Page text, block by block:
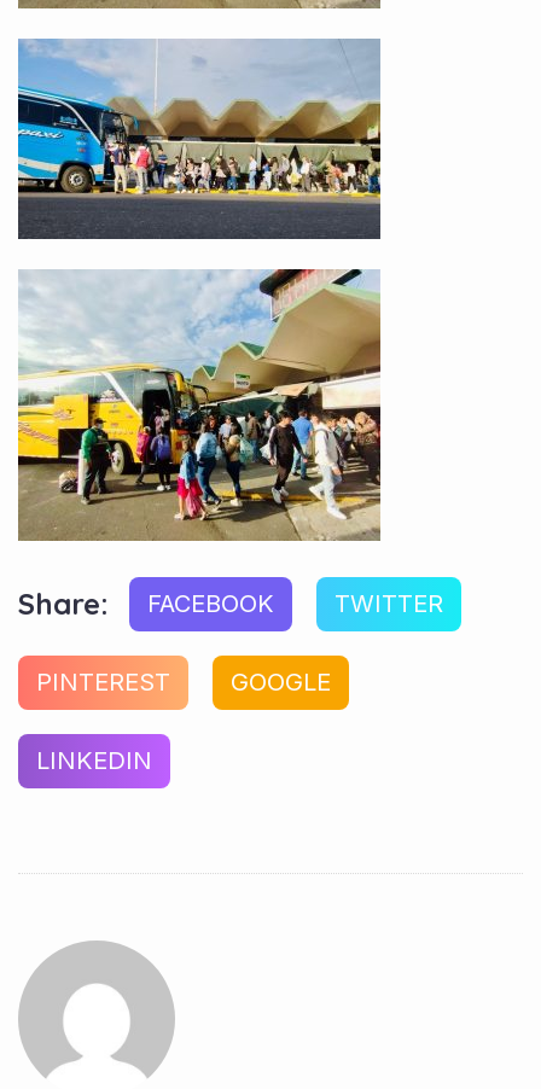
Share: FACEBOOK TWITTER
PINTEREST GOOGLE
LINKEDIN